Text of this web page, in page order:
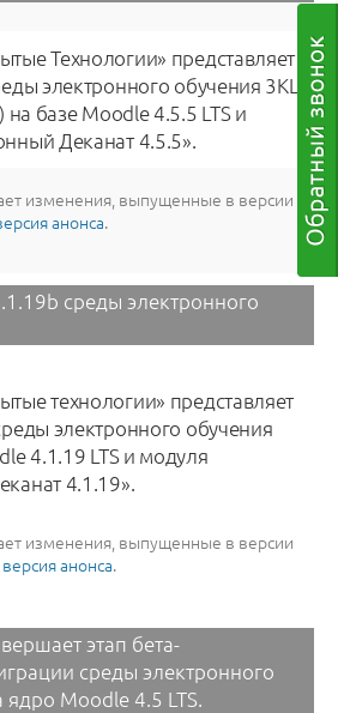
Технологии» представляет
электронного обучения 3KL
базе Moodle 4.5.5 LTS и
Деканат 4.5.5».
изменения, выпущенные в версии
анонса.
длительного периода поддержки:
выбрать внешний вид иконок
и ресурсов, инструмент
данных 3KL» и многое другое
среды электронного
технологии» представляет
электронного обучения
4.1.19 LTS и модуля
4.1.19».
изменения, выпущенные в версии
анонса.
этап бета-
среды электронного
ядро Moodle 4.5 LTS.